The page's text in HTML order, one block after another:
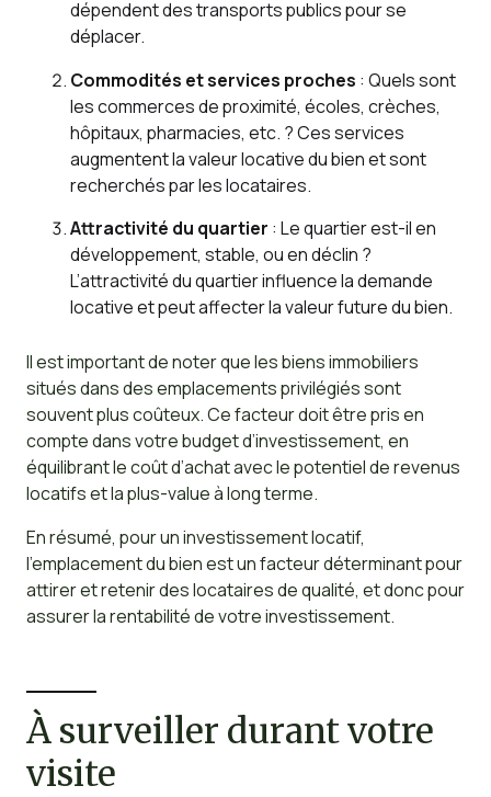
dépendent des transports publics pour se
déplacer.
Commodités et services proches : Quels sont
les commerces de proximité, écoles, crèches,
hôpitaux, pharmacies, etc. ? Ces services
augmentent la valeur locative du bien et sont
recherchés par les locataires.
Attractivité du quartier : Le quartier est-il en
développement, stable, ou en déclin ?
L’attractivité du quartier influence la demande
locative et peut affecter la valeur future du bien.
Il est important de noter que les biens immobiliers
situés dans des emplacements privilégiés sont
souvent plus coûteux. Ce facteur doit être pris en
compte dans votre budget d’investissement, en
équilibrant le coût d’achat avec le potentiel de revenus
locatifs et la plus-value à long terme.
En résumé, pour un investissement locatif,
l’emplacement du bien est un facteur déterminant pour
attirer et retenir des locataires de qualité, et donc pour
assurer la rentabilité de votre investissement.
À surveiller durant votre
visite